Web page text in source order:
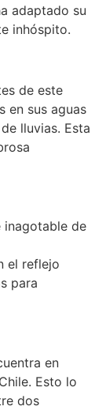
adaptado su
inhóspito.
de este
en sus aguas
lluvias. Esta
inagotable de
el reflejo
para
en
Esto lo
dos